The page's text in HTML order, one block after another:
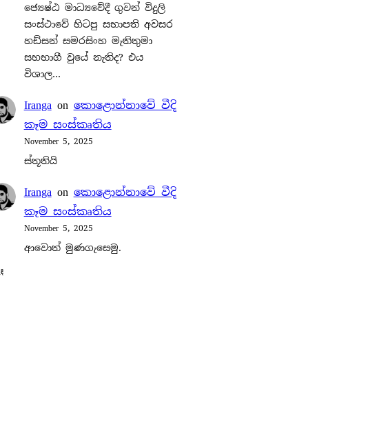
ජ්‍යෙෂ්ඨ මාධ්‍යවේදී ගුවන් විදුලි
සංස්ථාවේ හිටපු සභාපති අවසර
හඩ්සන් සමරසිංහ මැතිතුමා
සහභාගී වුයේ නැතිද? එය
විශාල…
Irangaon කොළොන්නාවේ වීදි
කෑම සංස්කෘතිය
November 5, 2025
ස්තූතියි
Irangaon කොළොන්නාවේ වීදි
කෑම සංස්කෘතිය
November 5, 2025
ආවොත් මුණගැසෙමු.